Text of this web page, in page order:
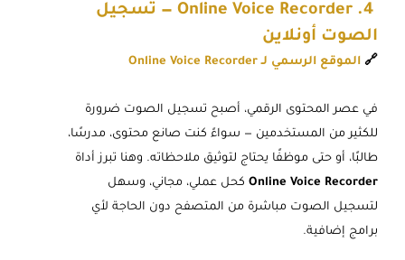
4. Online Voice Recorder — تسجيل
الصوت أونلاين
🔗 الموقع الرسمي لـ Online Voice Recorder
في عصر المحتوى الرقمي، أصبح تسجيل الصوت ضرورة
للكثير من المستخدمين — سواءً كنت صانع محتوى، مدرسًا،
طالبًا، أو حتى موظفًا يحتاج لتوثيق ملاحظاته. وهنا تبرز أداة
Online Voice Recorder كحل عملي، مجاني، وسهل
لتسجيل الصوت مباشرة من المتصفح دون الحاجة لأي
برامج إضافية.